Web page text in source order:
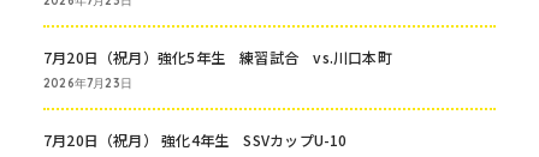
7月20日（祝月）強化5年生 練習試合 vs.川口本町
2026年7月23日
7月20日（祝月） 強化4年生 SSVカップU-10